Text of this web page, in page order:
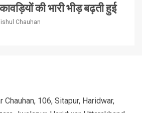
की भारी भीड़ बढ़ती हुई
Chauhan
Chauhan, 106, Sitapur, Haridwar,